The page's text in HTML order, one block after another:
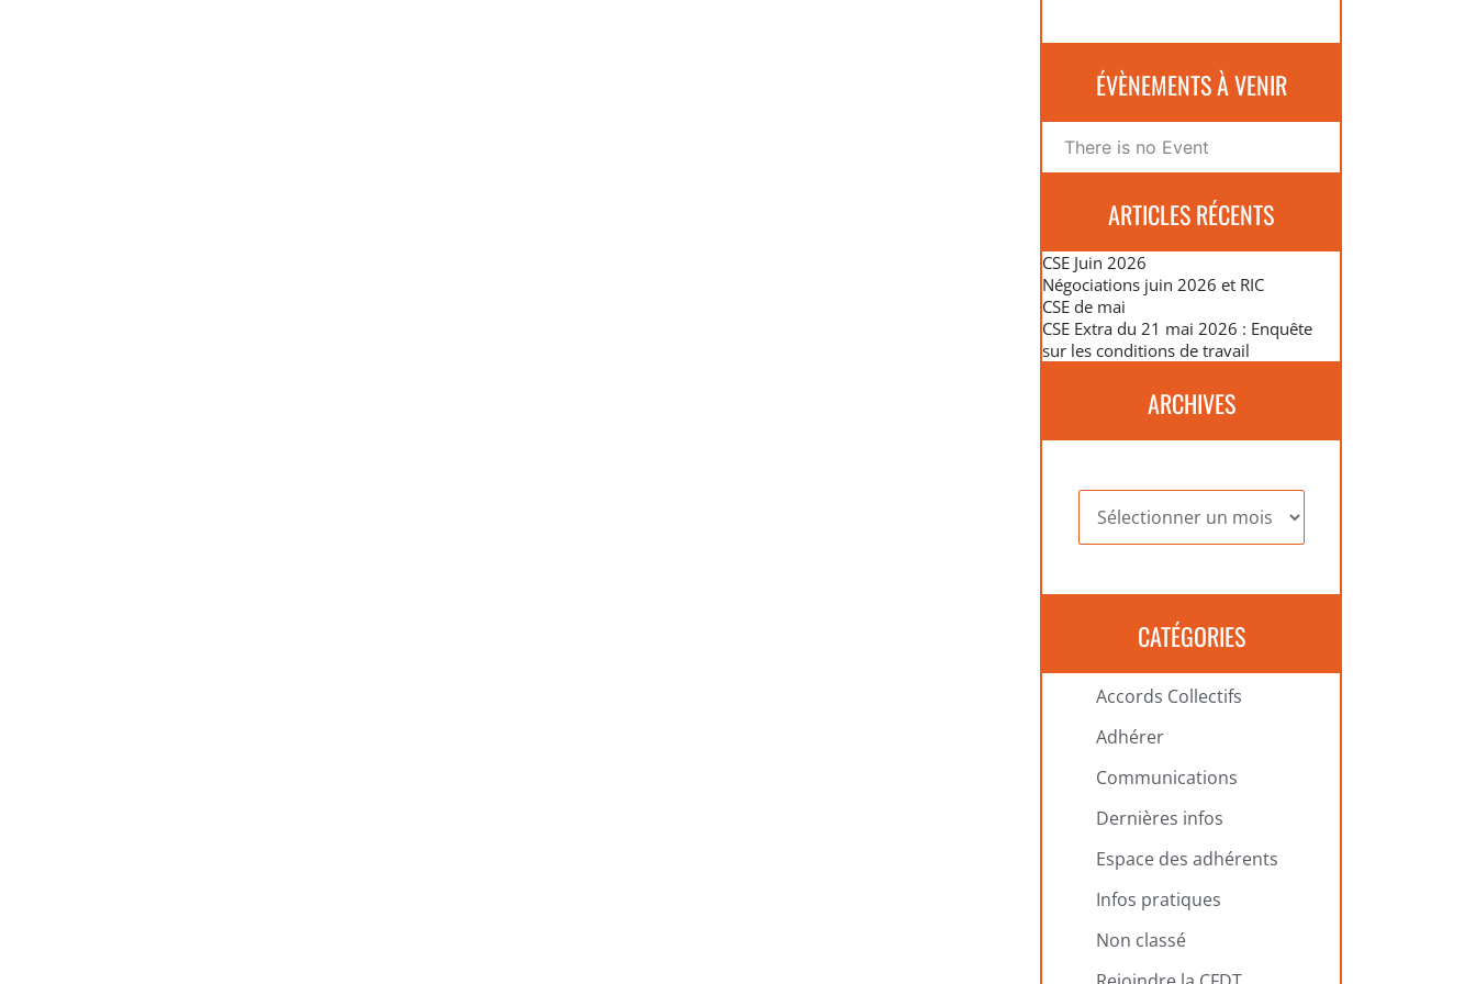
ÉVÈNEMENTS À VENIR
There is no Event
ARTICLES RÉCENTS
CSE Juin 2026
Négociations juin 2026 et RIC
CSE de mai
CSE Extra du 21 mai 2026 : Enquête
sur les conditions de travail
ARCHIVES
CATÉGORIES
Accords Collectifs
Adhérer
Communications
Dernières infos
Espace des adhérents
Infos pratiques
Non classé